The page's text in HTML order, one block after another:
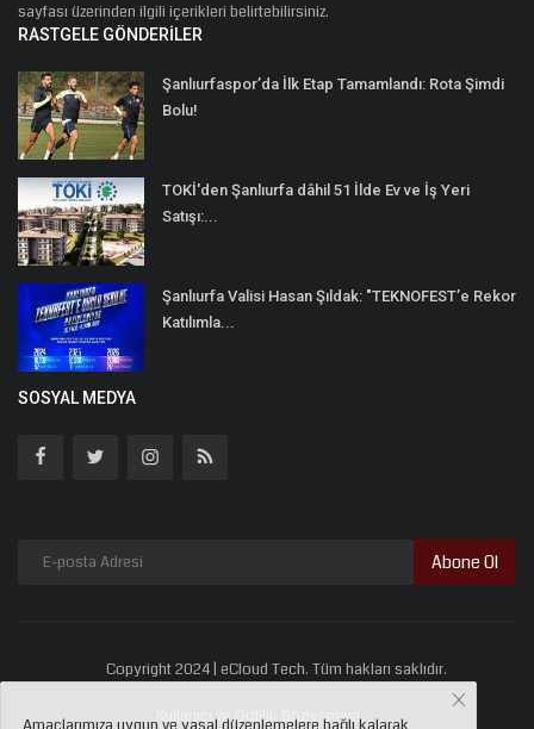
sayfası üzerinden ilgili içerikleri belirtebilirsiniz.
RASTGELE GÖNDERILER
Şanlıurfaspor’da İlk Etap Tamamlandı: Rota Şimdi
Bolu!
TOKİ'den Şanlıurfa dâhil 51 İlde Ev ve İş Yeri
Satışı:...
Şanlıurfa Valisi Hasan Şıldak: "TEKNOFEST’e Rekor
Katılımla...
SOSYAL MEDYA
Abone Ol
Copyright 2024 | eCloud Tech. Tüm hakları saklıdır.
Kullanıcı ve Gizlilik Sözleşmesi